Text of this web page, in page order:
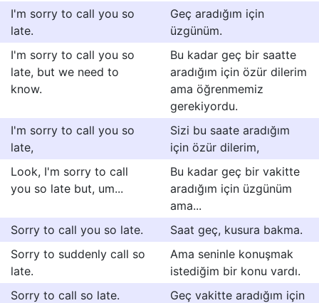
I'm sorry to call you so
late.
Geç aradığım için
üzgünüm.
I'm sorry to call you so
late, but we need to
know.
Bu kadar geç bir saatte
aradığım için özür dilerim
ama öğrenmemiz
gerekiyordu.
I'm sorry to call you so
late,
Sizi bu saate aradığım
için özür dilerim,
Look, I'm sorry to call
you so late but, um...
Bu kadar geç bir vakitte
aradığım için üzgünüm
ama...
Sorry to call you so late.
Saat geç, kusura bakma.
Sorry to suddenly call so
late.
Ama seninle konuşmak
istediğim bir konu vardı.
Sorry to call so late.
Geç vakitte aradığım için